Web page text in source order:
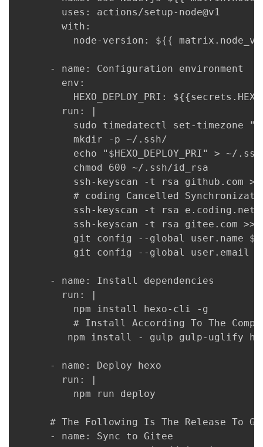
        uses: actions/setup-node@v1
        with:
node-version: ${{
      - name: Configuration environment
        env:
HEXO_DEPLOY_PRI:
        run: |
sudo timedatectl set-timezone
          mkdir -p ~/.ssh/
echo "$HEXO_DEPLOY_PRI" > ~/
          chmod 600 ~/.ssh/id_rsa
ssh-keyscan -t rsa github.com
# coding Cancelled
ssh-keyscan -t rsa e.coding.net
ssh-keyscan -t rsa gitee.com >>
git config --global user.name
git config --global user.email
      - name: Install dependencies
        run: |
          npm install hexo-cli -g
npm install - gulp gulp-uglify
      - name: Deploy hexo
        run: |
          npm run deploy
# The Following Is The Release To
      - name: Sync to Gitee